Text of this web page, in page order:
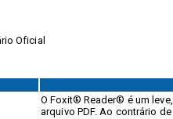
Oficial
O Foxit® Reader® é um
arquivo PDF. Ao contrário